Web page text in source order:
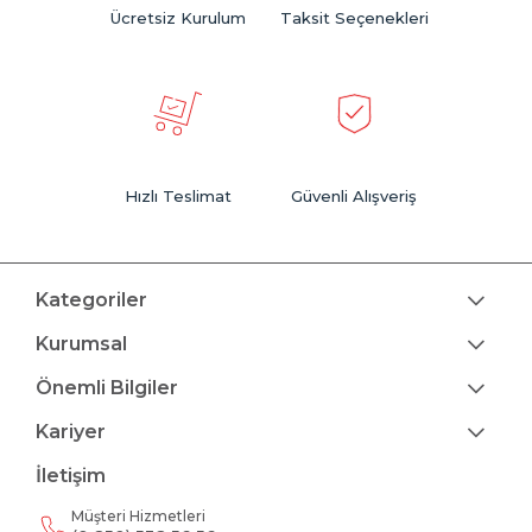
Ücretsiz Kurulum Taksit Seçenekleri
Hızlı Teslimat Güvenli Alışveriş
Kategoriler
Kurumsal
Önemli Bilgiler
Kariyer
İletişim
Müşteri Hizmetleri